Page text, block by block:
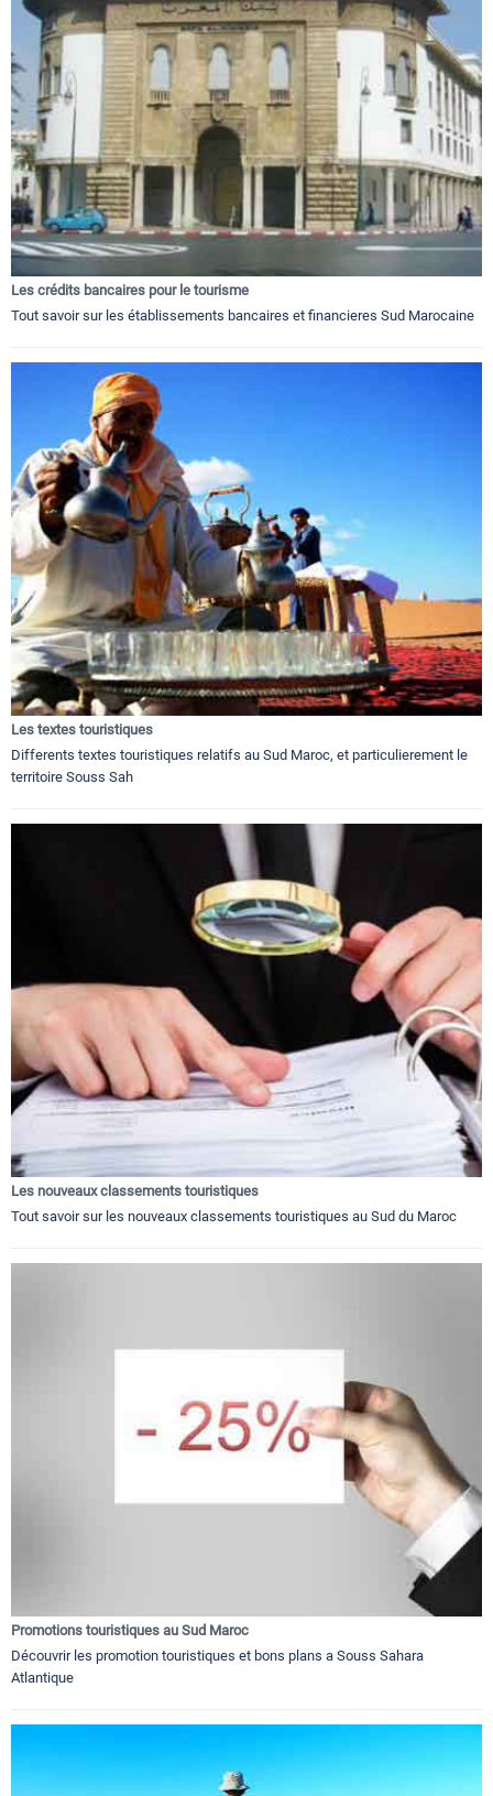
Les crédits bancaires pour le tourisme
Tout savoir sur les établissements bancaires et financieres Sud Marocaine
Les textes touristiques
Differents textes touristiques relatifs au Sud Maroc, et particulierement le
territoire Souss Sah
Les nouveaux classements touristiques
Tout savoir sur les nouveaux classements touristiques au Sud du Maroc
Promotions touristiques au Sud Maroc
Découvrir les promotion touristiques et bons plans a Souss Sahara
Atlantique